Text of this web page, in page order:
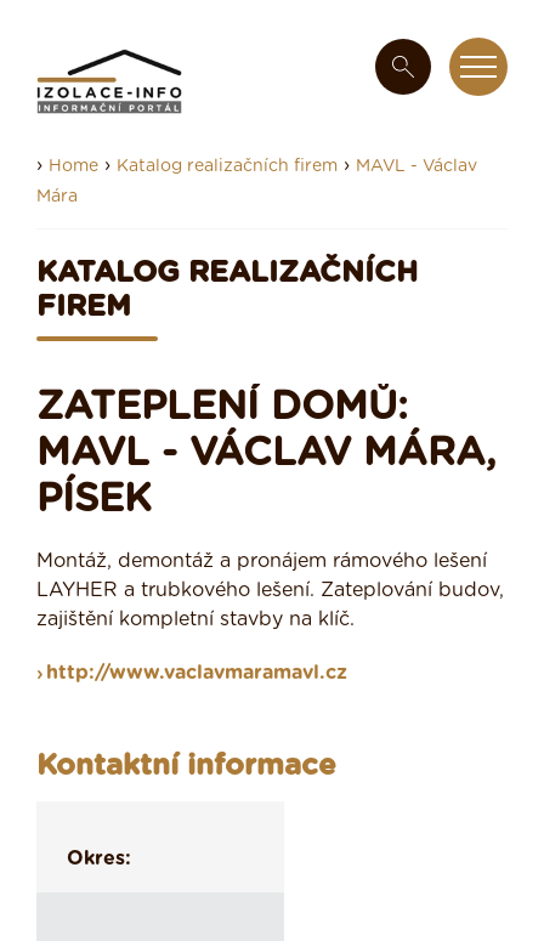
› Home › Katalog realizačních firem › MAVL - Václav
Mára
KATALOG REALIZAČNÍCH
FIREM
ZATEPLENÍ DOMŮ:
MAVL - VÁCLAV MÁRA,
PÍSEK
Montáž, demontáž a pronájem rámového lešení
LAYHER a trubkového lešení. Zateplování budov,
zajištění kompletní stavby na klíč.
http://www.vaclavmaramavl.cz
Kontaktní informace
Okres: